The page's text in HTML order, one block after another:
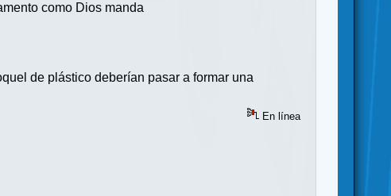
como Dios manda
de plástico deberían pasar a formar una
En línea